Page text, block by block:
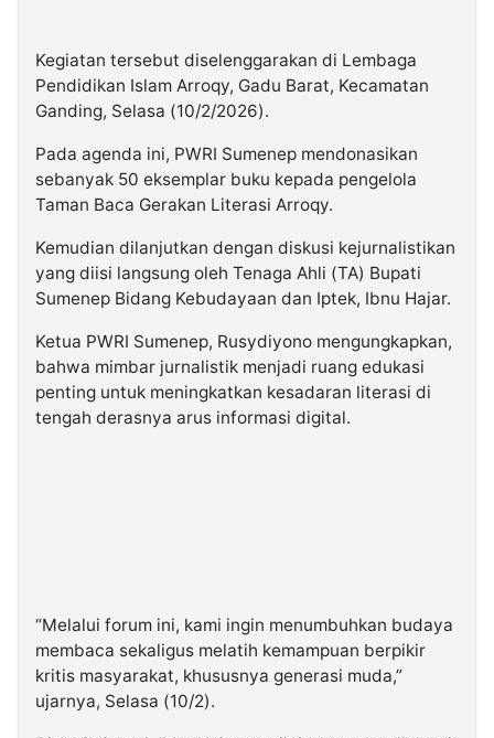
Kegiatan tersebut diselenggarakan di Lembaga
Pendidikan Islam Arroqy, Gadu Barat, Kecamatan
Ganding, Selasa (10/2/2026).
Pada agenda ini, PWRI Sumenep mendonasikan
sebanyak 50 eksemplar buku kepada pengelola
Taman Baca Gerakan Literasi Arroqy.
Kemudian dilanjutkan dengan diskusi kejurnalistikan
yang diisi langsung oleh Tenaga Ahli (TA) Bupati
Sumenep Bidang Kebudayaan dan Iptek, Ibnu Hajar.
Ketua PWRI Sumenep, Rusydiyono mengungkapkan,
bahwa mimbar jurnalistik menjadi ruang edukasi
penting untuk meningkatkan kesadaran literasi di
tengah derasnya arus informasi digital.
“Melalui forum ini, kami ingin menumbuhkan budaya
membaca sekaligus melatih kemampuan berpikir
kritis masyarakat, khususnya generasi muda,”
ujarnya, Selasa (10/2).